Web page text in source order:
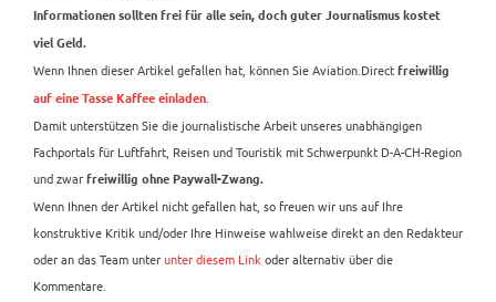
Informationen sollten frei für alle sein, doch guter Journalismus kostet
viel Geld.
Wenn Ihnen dieser Artikel gefallen hat, können Sie Aviation.Direct freiwillig
auf eine Tasse Kaffee einladen
Damit unterstützen Sie die journalistische Arbeit unseres unabhängigen
Fachportals für Luftfahrt, Reisen und Touristik mit Schwerpunkt D-A-CH-Region
und zwar freiwillig ohne Paywall-Zwang.
Wenn Ihnen der Artikel nicht gefallen hat, so freuen wir uns auf Ihre
konstruktive Kritik und/oder Ihre Hinweise wahlweise direkt an den Redakteur
oder an das Team unterunter diesem Link oder alternativ über die
Kommentare.